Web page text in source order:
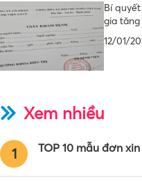
Bí
gia
12/01/
Xem nhiều
1 TOP 10 mẫu đơn